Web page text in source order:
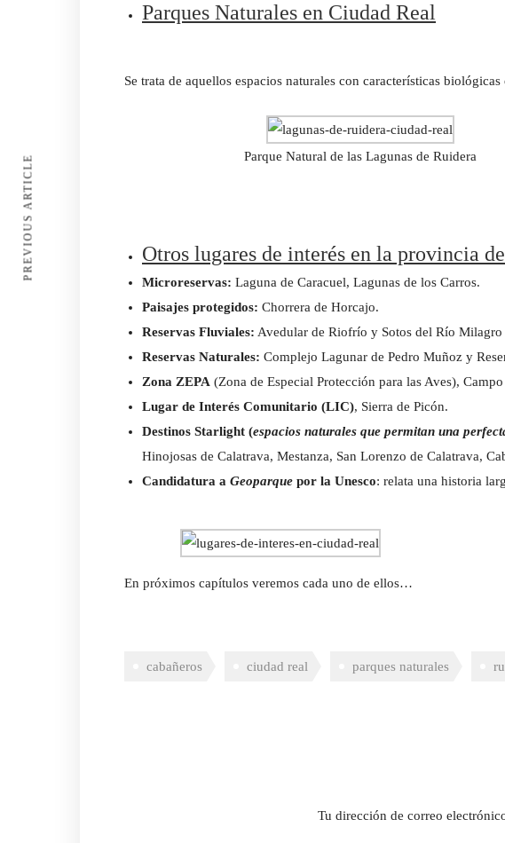
Parques Naturales en Ciudad Real
Se trata de aquellos espacios naturales con características
Parque Natural de las Lagunas de Ruidera
Otros lugares de interés en la provincia
Microreservas: Laguna de Caracuel, Lagunas de los Carros.
Paisajes protegidos: Chorrera de Horcajo.
Reservas Fluviales: Avedular de Riofrío y Sotos del Río Milagro
Reservas Naturales: Complejo Lagunar de Pedro Muñoz y
Zona ZEPA (Zona de Especial Protección para las Aves),
Lugar de Interés Comunitario (LIC), Sierra de Picón.
Destinos Starlight (espacios naturales que permitan una
Hinojosas de Calatrava, Mestanza, San Lorenzo de Calatrava,
Candidatura a Geoparque por la Unesco: relata una historia
En próximos capítulos veremos cada uno de ellos…
cabañeros ciudad real parques naturales
Tu dirección de correo
PREVIOUS ARTICLE